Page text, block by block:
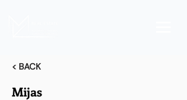
< BACK
Mijas